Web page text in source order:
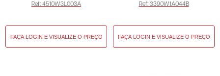
4510W3L003A
Ref: 4510W3L003A
- Original 3390W1A044B
Ref: 3390W1A044B